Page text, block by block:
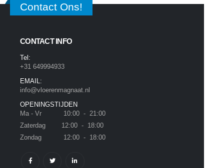
Contact Ons!
CONTACT INFO
Tel:
+31 649994933
EMAIL:
info@vloerenmagnaat.nl
OPENINGSTIJDEN
Ma - Vr 10:00 - 21:00
Zaterdag 12:00 - 18:00
Zondag 12:00 - 18:00